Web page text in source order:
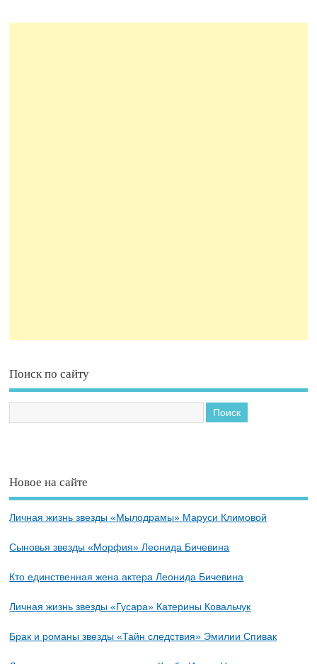
Поиск по сайту
Новое на сайте
Личная жизнь звезды «Мылодрамы» Маруси Климовой
Сыновья звезды «Морфия» Леонида Бичевина
Кто единственная жена актера Леонида Бичевина
Личная жизнь звезды «Гусара» Катерины Ковальчук
Брак и романы звезды «Тайн следствия» Эмилии Спивак